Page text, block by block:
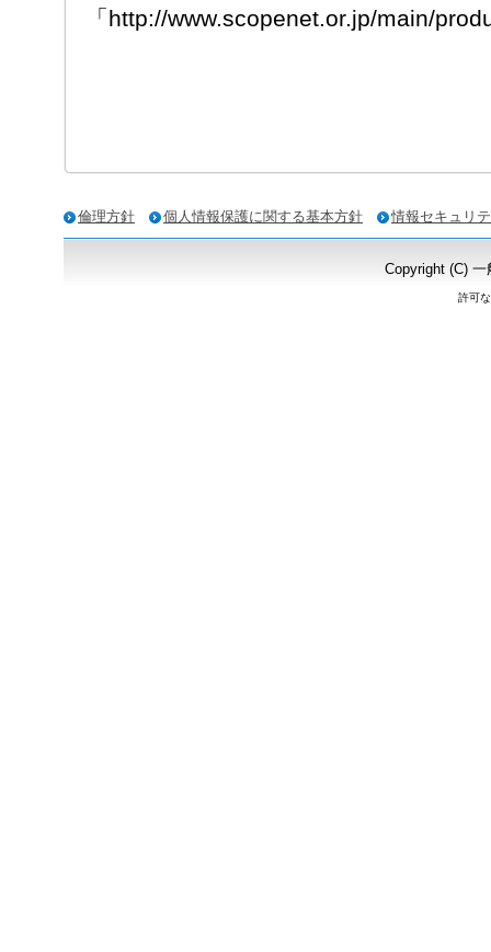
「http://www.scopenet.or.jp/main/
倫理方針 個人情報保護に関する基本方針 情報セキュリ
Copyright (C)
許可